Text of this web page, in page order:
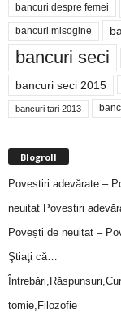
bancuri despre femei
bancuri misogine
bancuri seci
bancuri seci 2015
bancuri tari 2013
Blogroll
Povestiri adevărate –
neuitat Povestiri
Povești de neuitat –
Ştiaţi că…
tomie,Filozofie